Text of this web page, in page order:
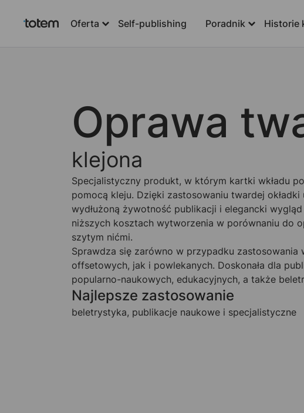
Oferta Self-publishing Poradnik Historie
Oprawa
klejona
Specjalistyczny produkt, w którym kartki wkładu
pomocą kleju. Dzięki zastosowaniu twardej okładki
wydłużoną żywotność publikacji i elegancki
niższych kosztach wytworzenia w porównaniu do
szytym nićmi.
Sprawdza się zarówno w przypadku zastosowania
offsetowych, jak i powlekanych. Doskonała dla
popularno-naukowych, edukacyjnych, a także
Najlepsze zastosowanie
beletrystyka, publikacje naukowe i specjalistyczne